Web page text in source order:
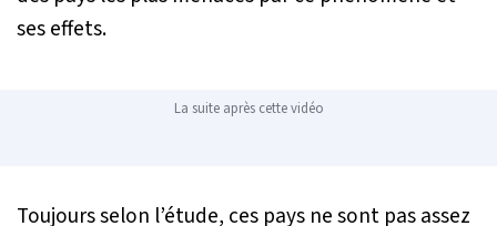
ses effets.
La suite après cette vidéo
Toujours selon l’étude, ces pays ne sont pas assez